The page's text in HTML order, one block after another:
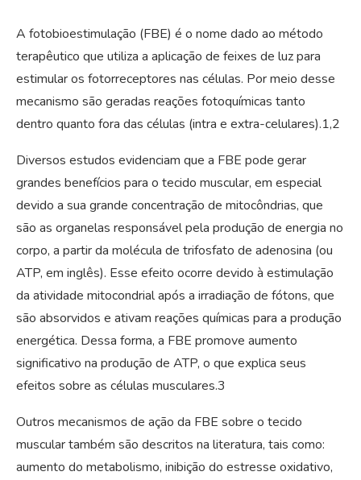
A fotobioestimulação (FBE) é o nome dado ao método
terapêutico que utiliza a aplicação de feixes de luz para
estimular os fotorreceptores nas células. Por meio desse
mecanismo são geradas reações fotoquímicas tanto
dentro quanto fora das células (intra e extra-celulares).1,2
Diversos estudos evidenciam que a FBE pode gerar
grandes benefícios para o tecido muscular, em especial
devido a sua grande concentração de mitocôndrias, que
são as organelas responsável pela produção de energia no
corpo, a partir da molécula de trifosfato de adenosina (ou
ATP, em inglês). Esse efeito ocorre devido à estimulação
da atividade mitocondrial após a irradiação de fótons, que
são absorvidos e ativam reações químicas para a produção
energética. Dessa forma, a FBE promove aumento
significativo na produção de ATP, o que explica seus
efeitos sobre as células musculares.3
Outros mecanismos de ação da FBE sobre o tecido
muscular também são descritos na literatura, tais como:
aumento do metabolismo, inibição do estresse oxidativo,